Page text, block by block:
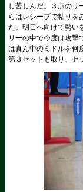
し苦しんだ。３点のリ
らはレシーブで粘りを
た。明日へ向けて勢い
リーの中で今度は攻撃
は真ん中のミドルを何
第３セットも取り、セ